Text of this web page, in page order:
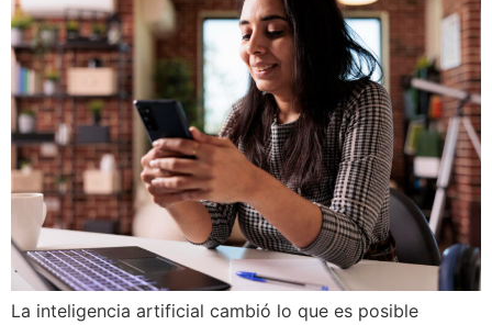
La inteligencia artificial cambió lo que es posible